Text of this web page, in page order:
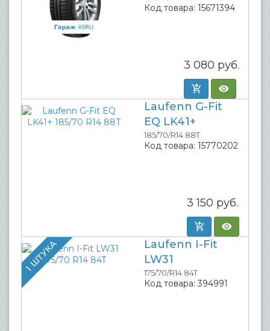
Код товара: 15671394
3 080 руб.
Laufenn G-Fit
EQ LK41+
185/70/R14 88T
Код товара: 15770202
3 150 руб.
1 ШТУКА
Laufenn I-Fit
LW31
175/70/R14 84T
Код товара: 394991